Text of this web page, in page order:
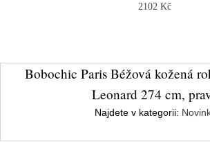
2102 Kč
Bobochic Paris Béžová kožená
Leonard 274 cm,
Najdete v kategorii: